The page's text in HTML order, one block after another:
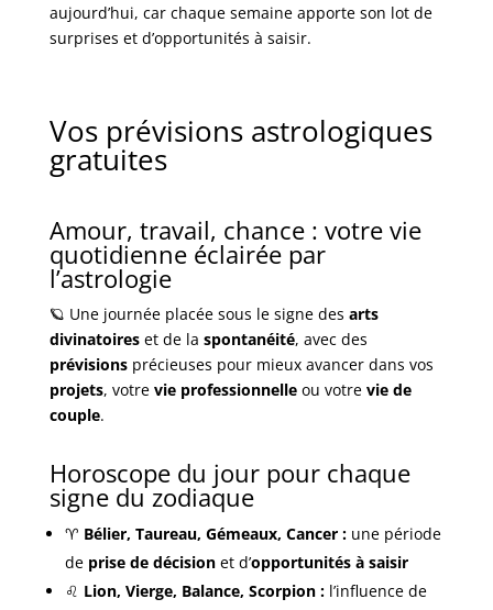
aujourd’hui, car chaque semaine apporte son lot de
surprises et d’opportunités à saisir.
Vos prévisions astrologiques
gratuites
Amour, travail, chance : votre vie
quotidienne éclairée par
l’astrologie
🪐 Une journée placée sous le signe des arts
divinatoireset de la spontanéité, avec des
prévisionsprécieuses pour mieux avancer dans vos
projets, votre vie professionnelleou votre vie de
couple.
Horoscope du jour pour chaque
signe du zodiaque
♈ Bélier, Taureau, Gémeaux, Cancer :une période
de prise de décisionet d’opportunités à saisir
♌ Lion, Vierge, Balance, Scorpion :l’influence de